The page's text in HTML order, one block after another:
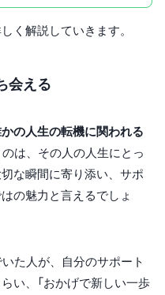
く解説していきます。
会える
の人生の転機に関われる
のは、その人の人生にとっ
な瞬間に寄り添い、サポ
の魅力と言えるでしょ
いた人が、自分のサポート
い、「おかげで新しい一歩